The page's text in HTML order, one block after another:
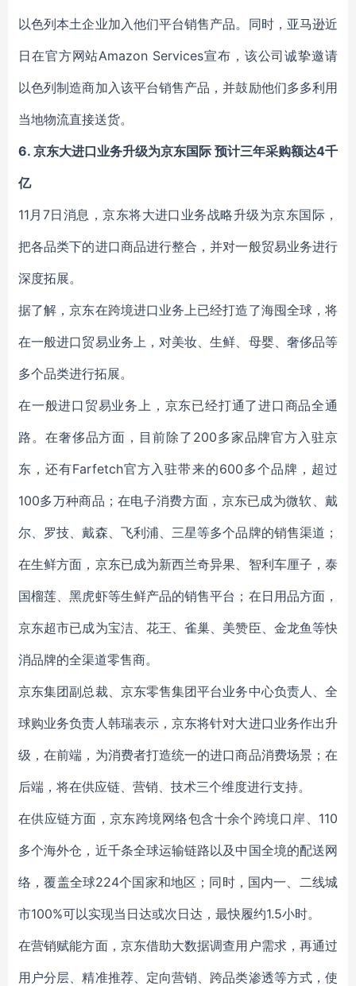
以色列本土企业加入他们平台销售产品。同时，亚马逊近
日在官方网站Amazon Services宣布，该公司诚挚邀请
以色列制造商加入该平台销售产品，并鼓励他们多多利用
当地物流直接送货。
6. 京东大进口业务升级为京东国际 预计三年采购额达4千
亿
11月7日消息，京东将大进口业务战略升级为京东国际，
把各品类下的进口商品进行整合，并对一般贸易业务进行
深度拓展。
据了解，京东在跨境进口业务上已经打造了海囤全球，将
在一般进口贸易业务上，对美妆、生鲜、母婴、奢侈品等
多个品类进行拓展。
在一般进口贸易业务上，京东已经打通了进口商品全通
路。在奢侈品方面，目前除了200多家品牌官方入驻京
东，还有Farfetch官方入驻带来的600多个品牌，超过
100多万种商品；在电子消费方面，京东已成为微软、戴
尔、罗技、戴森、飞利浦、三星等多个品牌的销售渠道；
在生鲜方面，京东已成为新西兰奇异果、智利车厘子，泰
国榴莲、黑虎虾等生鲜产品的销售平台；在日用品方面，
京东超市已成为宝洁、花王、雀巢、美赞臣、金龙鱼等快
消品牌的全渠道零售商。
京东集团副总裁、京东零售集团平台业务中心负责人、全
球购业务负责人韩瑞表示，京东将针对大进口业务作出升
级，在前端，为消费者打造统一的进口商品消费场景；在
后端，将在供应链、营销、技术三个维度进行支持。
在供应链方面，京东跨境网络包含十余个跨境口岸、110
多个海外仓，近千条全球运输链路以及中国全境的配送网
络，覆盖全球224个国家和地区；同时，国内一、二线城
市100%可以实现当日达或次日达，最快履约1.5小时。
在营销赋能方面，京东借助大数据调查用户需求，再通过
用户分层、精准推荐、定向营销、跨品类渗透等方式，使